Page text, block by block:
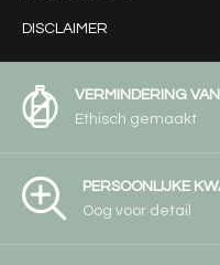
DISCLAIMER
VERMINDERING
Ethisch gemaakt
PERSOONLIJKE
Oog voor detail